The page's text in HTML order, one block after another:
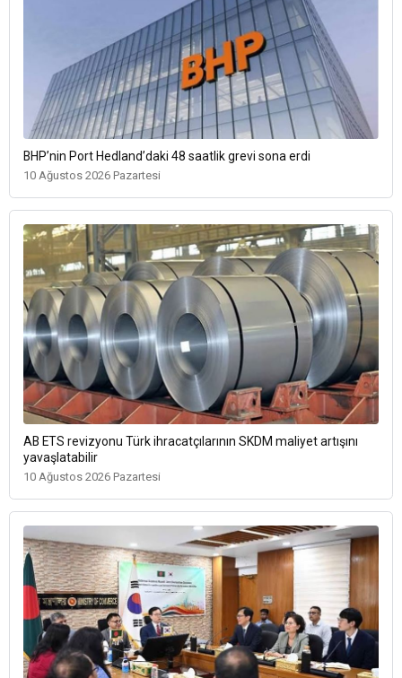
BHP’nin Port Hedland’daki 48 saatlik grevi sona erdi
10 Ağustos 2026 Pazartesi
AB ETS revizyonu Türk ihracatçılarının SKDM maliyet artışını
yavaşlatabilir
10 Ağustos 2026 Pazartesi